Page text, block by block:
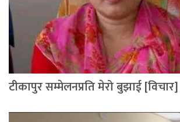
टीकापुर सम्मेलनप्रति मेरो बुझाई [विचार]